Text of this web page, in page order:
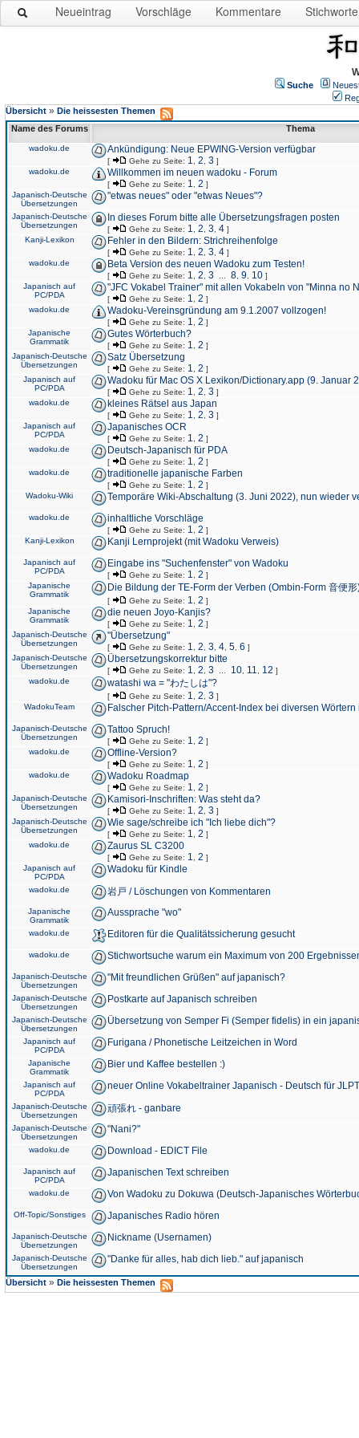
Neueintrag Vorschläge Kommentare Stichworte
Suche
Übersicht » Die heissesten Themen
Name des Forums
Thema
wadoku.de Ankündigung: Neue EPWING-Version verfügbar
[ Gehe zu Seite: 1 2 3 ]
wadoku.de
Willkommen im neuen wadoku - Forum
[ Gehe zu Seite: 1 2 ]
Japanisch-Deutsche
Übersetzungen
"etwas neues" oder "etwas Neues"?
Japanisch-Deutsche
Übersetzungen
In dieses Forum bitte alle Übersetzungsfragen posten
[ Gehe zu Seite: 1 2 3 4 ]
Kanji-Lexikon
Fehler in den Bildern: Strichreihenfolge
[ Gehe zu Seite: 1 2 3 4 ]
wadoku.de
Beta Version des neuen Wadoku zum Testen!
[ Gehe zu Seite: 1 2 3 8 9 10 ]
Japanisch auf
PC/PDA
"JFC Vokabel Trainer" mit allen Vokabeln von "Minna no
[ Gehe zu Seite: 1 2 ]
wadoku.de
Wadoku-Vereinsgründung am 9.1.2007 vollzogen!
[ Gehe zu Seite: 1 2 ]
Japanische
Grammatik
Gutes Wörterbuch?
[ Gehe zu Seite: 1 2 ]
Japanisch-Deutsche
Übersetzungen
Satz Übersetzung
[ Gehe zu Seite: 1 2 ]
Japanisch auf
PC/PDA
Wadoku für Mac OS X Lexikon/Dictionary.app (9. Januar
[ Gehe zu Seite: 1 2 3 ]
wadoku.de
kleines Rätsel aus Japan
[ Gehe zu Seite: 1 2 3 ]
Japanisch auf
PC/PDA
Japanisches OCR
[ Gehe zu Seite: 1 2 ]
wadoku.de
Deutsch-Japanisch für PDA
[ Gehe zu Seite: 1 2 ]
wadoku.de
traditionelle japanische Farben
[ Gehe zu Seite: 1 2 ]
Wadoku-Wiki
Temporäre Wiki-Abschaltung (3. Juni 2022), nun wieder
wadoku.de inhaltliche Vorschläge
[ Gehe zu Seite: 1 2 ]
Kanji-Lexikon
Kanji Lernprojekt (mit Wadoku Verweis)
Japanisch auf
PC/PDA
Eingabe ins "Suchenfenster" von Wadoku
[ Gehe zu Seite: 1 2 ]
Japanische
Grammatik
Die Bildung der TE-Form der Verben (Ombin-Form 音便形
[ Gehe zu Seite: 1 2 ]
Japanische
Grammatik
die neuen Joyo-Kanjis?
[ Gehe zu Seite: 1 2 ]
Japanisch-Deutsche
Übersetzungen
"Übersetzung"
[ Gehe zu Seite: 1 2 3 4 5 6 ]
Japanisch-Deutsche
Übersetzungen
Übersetzungskorrektur bitte
[ Gehe zu Seite: 1 2 3 10 11 12 ]
wadoku.de
watashi wa = "わたしは"?
[ Gehe zu Seite: 1 2 3 ]
WadokuTeam
Falscher Pitch-Pattern/Accent-Index bei diversen
Japanisch-Deutsche
Übersetzungen
Tattoo Spruch!
[ Gehe zu Seite: 1 2 ]
wadoku.de
Offline-Version?
[ Gehe zu Seite: 1 2 ]
wadoku.de
Wadoku Roadmap
[ Gehe zu Seite: 1 2 ]
Japanisch-Deutsche
Übersetzungen
Kamisori-Inschriften: Was steht da?
[ Gehe zu Seite: 1 2 3 ]
Japanisch-Deutsche
Übersetzungen
Wie sage/schreibe ich "Ich liebe dich"?
[ Gehe zu Seite: 1 2 ]
wadoku.de
Zaurus SL C3200
[ Gehe zu Seite: 1 2 ]
Japanisch auf
PC/PDA
Wadoku für Kindle
wadoku.de 岩戸 / Löschungen von Kommentaren
Japanische
Grammatik
Aussprache "wo"
wadoku.de Editoren für die Qualitätssicherung gesucht
wadoku.de Stichwortsuche warum ein Maximum von 200
Japanisch-Deutsche
Übersetzungen
"Mit freundlichen Grüßen" auf japanisch?
Japanisch-Deutsche
Übersetzungen
Postkarte auf Japanisch schreiben
Japanisch-Deutsche
Übersetzungen
Übersetzung von Semper Fi (Semper fidelis) in ein
Japanisch auf
PC/PDA
Furigana / Phonetische Leitzeichen in Word
Japanische
Grammatik
Bier und Kaffee bestellen :)
Japanisch auf
PC/PDA
neuer Online Vokabeltrainer Japanisch - Deutsch für
Japanisch-Deutsche
Übersetzungen
頑張れ - ganbare
Japanisch-Deutsche
Übersetzungen
"Nani?"
wadoku.de Download - EDICT File
Japanisch auf
PC/PDA
Japanischen Text schreiben
wadoku.de Von Wadoku zu Dokuwa (Deutsch-Japanisches
Off-Topic/Sonstiges Japanisches Radio hören
Japanisch-Deutsche
Übersetzungen
Nickname (Usernamen)
Japanisch-Deutsche
Übersetzungen
"Danke für alles, hab dich lieb." auf japanisch
Übersicht » Die heissesten Themen